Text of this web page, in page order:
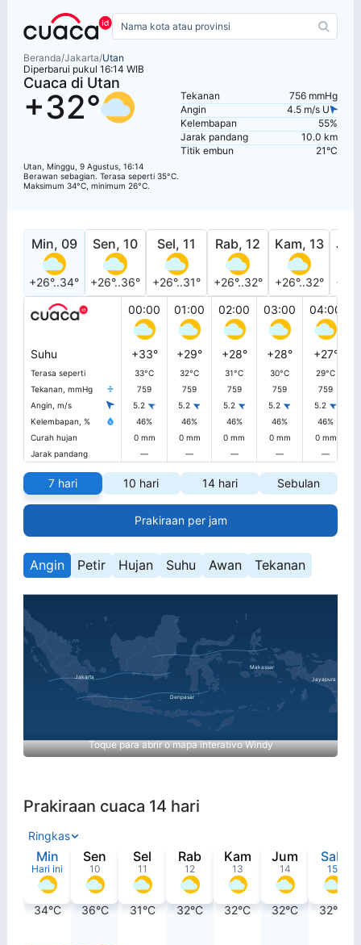
Beranda/Jakarta/Utan
Diperbarui pukul 16:14 WIB
Cuaca di Utan
+32°
Utan, Minggu, 9 Agustus, 16:14
Berawan sebagian. Terasa seperti 35°C.
Maksimum 34°C, minimum 26°C.
Tekanan
756 mmHg
Angin
4.5 m/s U
Kelembapan
55%
Jarak pandang
10.0 km
Titik embun
21°C
Min, 09
+26°..34°
Sen, 10
+26°..36°
Sel, 11
+26°..31°
Rab, 12
+26°..32°
Kam, 13
+26°..32°
00:00
01:00 02:00 03:00 04:00
Suhu +33° +29° +28° +28° +27°
Terasa seperti 33°C 32°C 31°C 30°C
29°C
Tekanan, mmHg
759 759 759 759
759
Angin, m/s
5.2 5.2 5.2 5.2 5.2
Kelembapan, %
46% 46% 46% 46%
46%
Curah hujan
0 mm 0 mm 0 mm 0 mm 0 mm
Jarak pandang
— — — — —
7 hari 10 hari 14 hari Sebulan
Prakiraan per jam
Angin Petir Hujan Suhu Awan Tekanan
Toque para abrir o mapa interativo Windy
Prakiraan cuaca 14 hari
Ringkas
Min
Hari ini
34°C
Sen
10
36°C
Sel
11
31°C
Rab
12
32°C
Kam
13
32°C
Jum
14
32°C
Sab
15
32°C